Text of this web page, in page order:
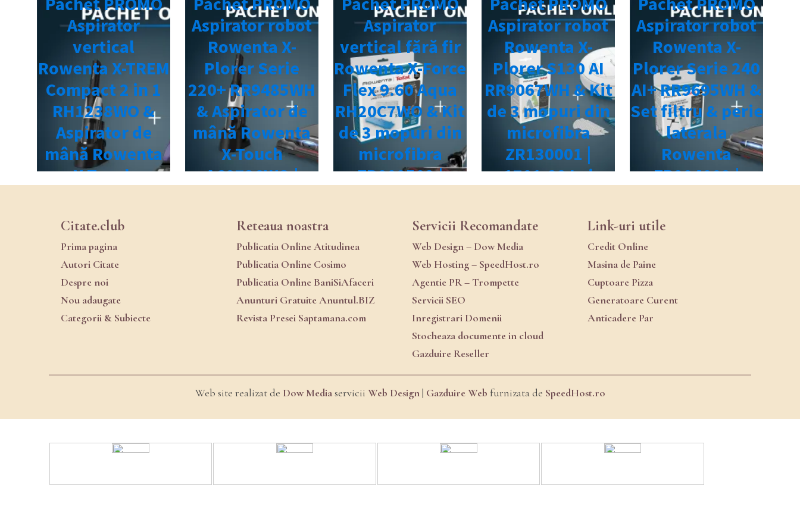
Citate.club
Prima pagina
Autori Citate
Despre noi
Nou adaugate
Categorii & Subiecte
Reteaua noastra
Publicatia Online Atitudinea
Publicatia Online Cosimo
Publicatia Online BaniSiAfaceri
Anunturi Gratuite Anuntul.BIZ
Revista Presei Saptamana.com
Servicii Recomandate
Web Design – Dow Media
Web Hosting – SpeedHost.ro
Agentie PR – Trompette
Servicii SEO
Inregistrari Domenii
Stocheaza documente in cloud
Gazduire Reseller
Link-uri utile
Credit Online
Masina de Paine
Cuptoare Pizza
Generatoare Curent
Anticadere Par
Web site realizat de Dow Mediaservicii Web Design| Gazduire Web furnizata de SpeedHost.ro